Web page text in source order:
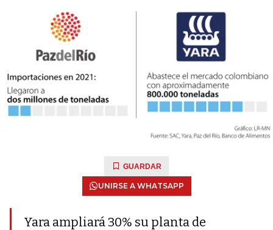
GUARDAR
UNIRSE A WHATSAPP
Yara ampliará 30% su planta de